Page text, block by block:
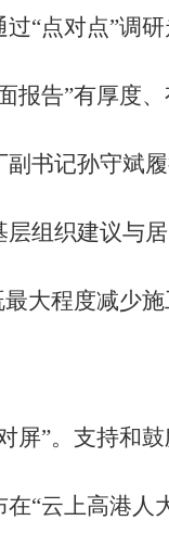
“点对点”调
报告”有厚度
书记孙守斌
组织建议与
最大程度减少
屏”。支持和
“云上高港人